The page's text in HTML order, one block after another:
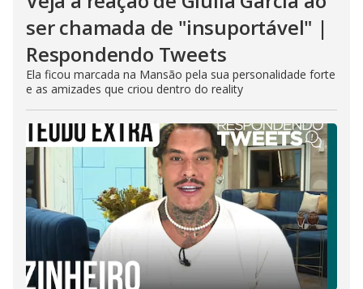
ser chamada de "insuportável" |
Respondendo Tweets
Ela ficou marcada na Mansão pela sua personalidade forte
e as amizades que criou dentro do reality